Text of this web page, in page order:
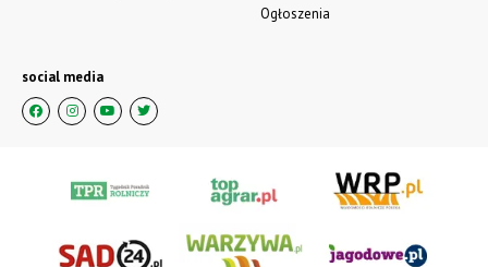
Ogłoszenia
social media